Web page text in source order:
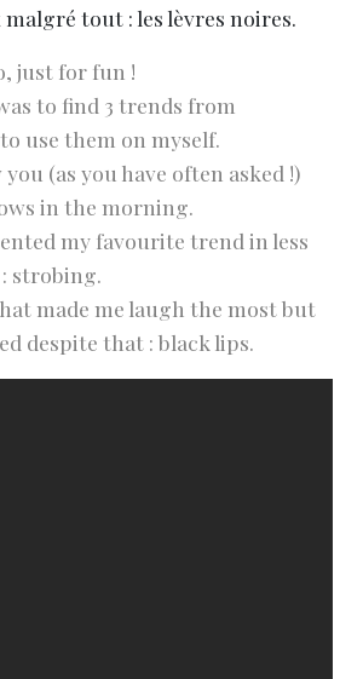
tout : les lèvres noires.
just for fun !
to find 3 trends from
use them on myself.
(as you have often asked !)
in the morning.
my favourite trend in less
strobing.
made me laugh the most but
despite that : black lips.